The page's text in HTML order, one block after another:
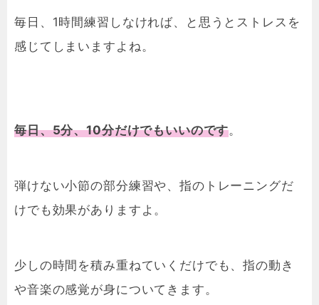
毎日、1時間練習しなければ、と思うとストレスを
感じてしまいますよね。
毎日、5分、10分だけでもいいのです。
弾けない小節の部分練習や、指のトレーニングだ
けでも効果がありますよ。
少しの時間を積み重ねていくだけでも、指の動き
や音楽の感覚が身についてきます。